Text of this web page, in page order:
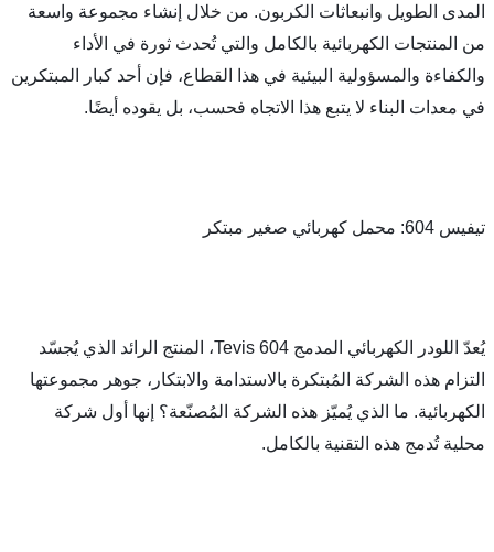
المدى الطويل وانبعاثات الكربون. من خلال إنشاء مجموعة واسعة
من المنتجات الكهربائية بالكامل والتي تُحدث ثورة في الأداء
لا يتبع هذا الاتجاه فحسب، بل يقوده أيضًا.
يُعدّ اللودر الكهربائي المدمج Tevis 604، المنتج الرائد الذي يُجسّد
التزام هذه الشركة المُبتكرة بالاستدامة والابتكار، جوهر مجموعتها
الكهربائية. ما الذي يُميّز هذه الشركة المُصنّعة؟ إنها أول شركة
هذه التقنية بالكامل.